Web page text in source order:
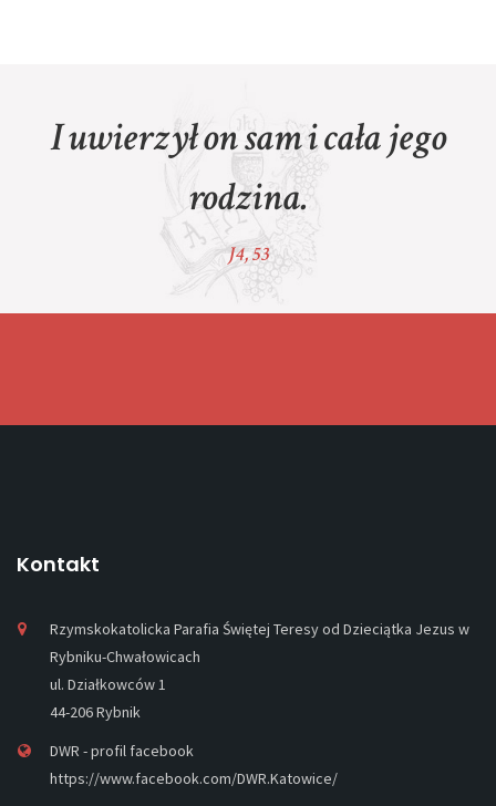
I uwierzył on sam i cała jego
rodzina.
J4, 53
Kontakt
Rzymskokatolicka Parafia Świętej Teresy od Dzieciątka Jezus w
Rybniku-Chwałowicach
ul. Działkowców 1
44-206 Rybnik
DWR - profil facebook
https://www.facebook.com/DWR.Katowice/